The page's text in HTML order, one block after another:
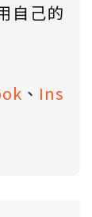
自己的
、 Ins